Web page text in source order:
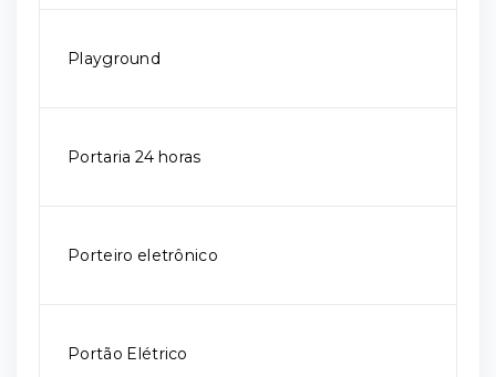
Playground
Portaria 24 horas
Porteiro eletrônico
Portão Elétrico